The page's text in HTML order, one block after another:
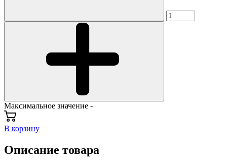
Максимальное значение -
В корзину
Описание товара